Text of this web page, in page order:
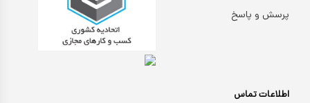
اطلاعات تماس
پرسش و پاسخ